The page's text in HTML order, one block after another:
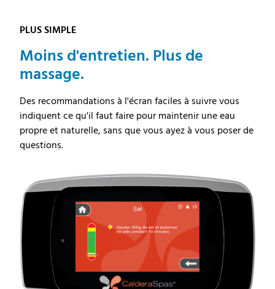
PLUS SIMPLE
Moins d'entretien. Plus de
massage.
Des recommandations à l'écran faciles à suivre vous
indiquent ce qu'il faut faire pour maintenir une eau
propre et naturelle, sans que vous ayez à vous poser de
questions.